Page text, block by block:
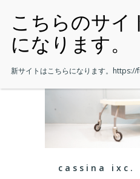
cassina
新サイトはこちらになります。 https://